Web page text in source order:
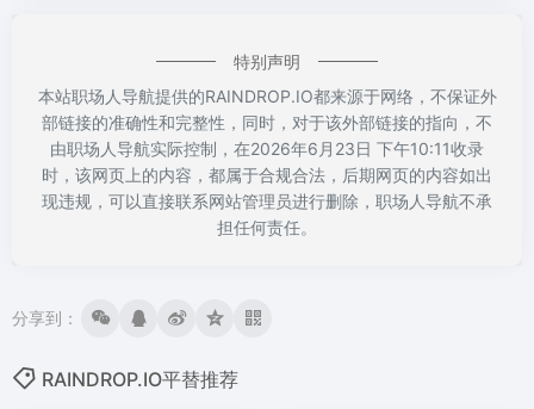
特别声明
本站职场人导航提供的RAINDROP.IO都来源于网络，不保证外
部链接的准确性和完整性，同时，对于该外部链接的指向，不
由职场人导航实际控制，在2026年6月23日 下午10:11收录
时，该网页上的内容，都属于合规合法，后期网页的内容如出
现违规，可以直接联系网站管理员进行删除，职场人导航不承
担任何责任。
分享到：
RAINDROP.IO平替推荐